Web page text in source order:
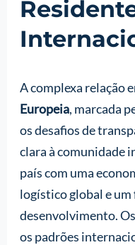
A complexa relação
Europeia, marcada
os desafios de
clara à comunidade
país com uma
logístico global e
desenvolvimento.
os padrões